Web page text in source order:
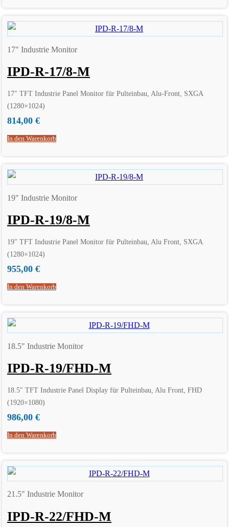
17" Industrie Monitor
IPD-R-17/8-M
17″ TFT Industrie Panel Monitor für Pulteinbau, Alu-Front, SXGA
(1280×1024)
814,00 €
In den Warenkorb
19" Industrie Monitor
IPD-R-19/8-M
19″ TFT Industrie Panel Monitor für Pulteinbau, Alu Front, SXGA
(1280×1024)
955,00 €
In den Warenkorb
18.5" Industrie Monitor
IPD-R-19/FHD-M
18.5″ TFT Industrie Panel Display für Pulteinbau, Alu Front, FHD
(1920×1080)
986,00 €
In den Warenkorb
21.5" Industrie Monitor
IPD-R-22/FHD-M